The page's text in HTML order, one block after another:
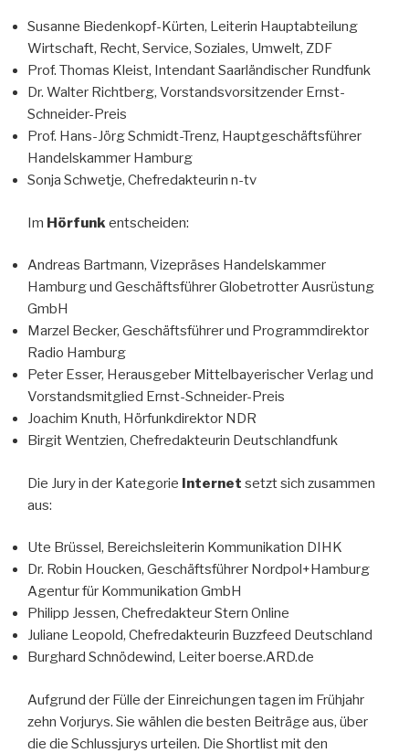
Susanne Biedenkopf-Kürten, Leiterin Hauptabteilung
Wirtschaft, Recht, Service, Soziales, Umwelt, ZDF
Prof. Thomas Kleist, Intendant Saarländischer Rundfunk
Dr. Walter Richtberg, Vorstandsvorsitzender Ernst-
Schneider-Preis
Prof. Hans-Jörg Schmidt-Trenz, Hauptgeschäftsführer
Handelskammer Hamburg
Sonja Schwetje, Chefredakteurin n-tv
Im Hörfunkentscheiden:
Andreas Bartmann, Vizepräses Handelskammer
Hamburg und Geschäftsführer Globetrotter Ausrüstung
GmbH
Marzel Becker, Geschäftsführer und Programmdirektor
Radio Hamburg
Peter Esser, Herausgeber Mittelbayerischer Verlag und
Vorstandsmitglied Ernst-Schneider-Preis
Joachim Knuth, Hörfunkdirektor NDR
Birgit Wentzien, Chefredakteurin Deutschlandfunk
Die Jury in der Kategorie Internet setzt sich zusammen
aus:
Ute Brüssel, Bereichsleiterin Kommunikation DIHK
Dr. Robin Houcken, Geschäftsführer Nordpol+Hamburg
Agentur für Kommunikation GmbH
Philipp Jessen, Chefredakteur Stern Online
Juliane Leopold, Chefredakteurin Buzzfeed Deutschland
Burghard Schnödewind, Leiter boerse.ARD.de
Aufgrund der Fülle der Einreichungen tagen im Frühjahr
zehn Vorjurys. Sie wählen die besten Beiträge aus, über
die die Schlussjurys urteilen. Die Shortlist mit den